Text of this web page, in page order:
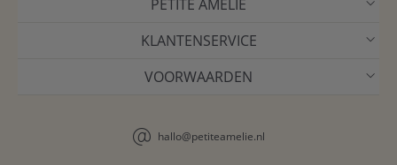
PETITE AMÉLIE
KLANTENSERVICE
VOORWAARDEN
hallo@petiteamelie.nl